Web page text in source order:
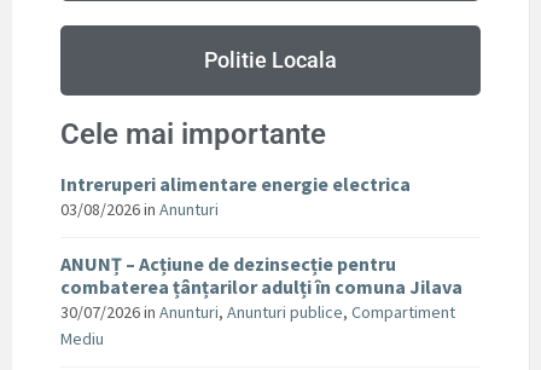
Politie Locala
Cele mai importante
Intreruperi alimentare energie electrica
03/08/2026in Anunturi
ANUNȚ – Acțiune de dezinsecție pentru
combaterea țânțarilor adulți în comuna Jilava
30/07/2026in Anunturi, Anunturi publice, Compartiment
Mediu